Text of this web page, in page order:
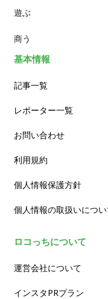
カフェ
遊ぶ
商う
基本情報
記事一覧
レポーター一覧
お問い合わせ
利用規約
個人情報保護方針
個人情報の取扱いについ
ロコっちについて
運営会社について
インスタPRプラン